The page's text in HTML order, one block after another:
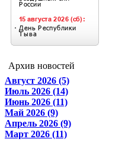
Архив новостей
Август 2026 (5)
Июль 2026 (14)
Июнь 2026 (11)
Май 2026 (9)
Апрель 2026 (9)
Март 2026 (11)